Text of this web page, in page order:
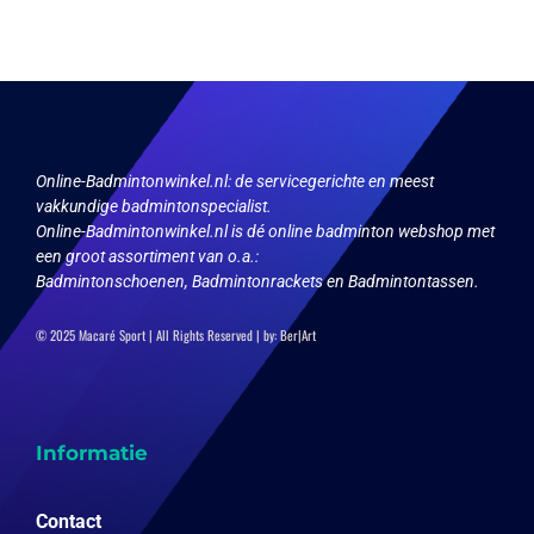
Online-Badmintonwinkel.nl:de servicegerichte en meest
vakkundige badmintonspecialist.
Online-Badmintonwinkel.nl is dé online badminton webshop met
een groot assortiment van o.a.:
Badmintonschoenen, Badmintonrackets en Badmintontassen.
© 2025 Macaré Sport | All Rights Reserved | by:Ber|Art
Informatie
Contact